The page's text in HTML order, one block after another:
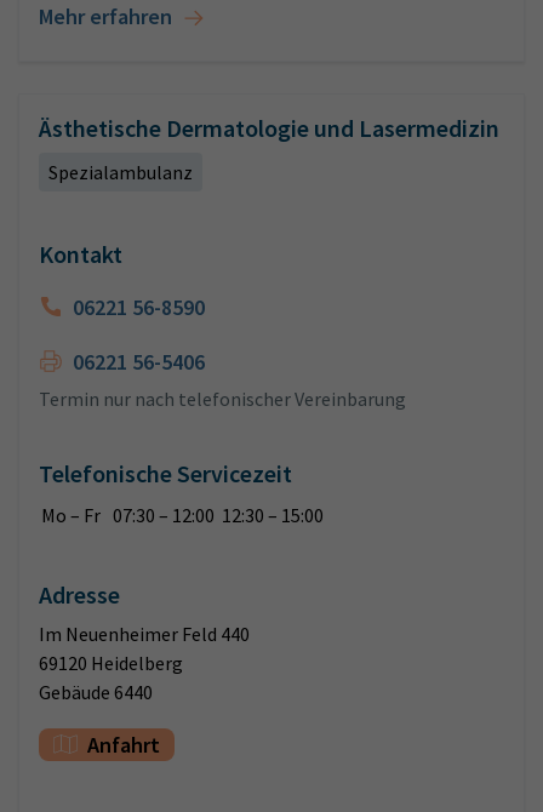
Mehr erfahren
Ästhetische Dermatologie und Lasermedizin
Spezialambulanz
Kontakt
06221 56-8590
06221 56-5406
Termin nur nach telefonischer Vereinbarung
Telefonische Servicezeit
Mo – Fr 07:30 – 12:00 12:30 – 15:00
Adresse
Im Neuenheimer Feld 440
69120 Heidelberg
Gebäude 6440
Anfahrt